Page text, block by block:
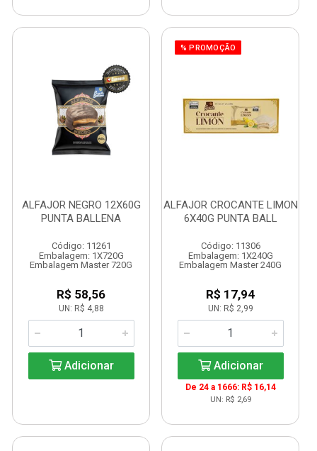
ALFAJOR NEGRO 12X60G
PUNTA BALLENA
Código: 11261
Embalagem: 1X720G
Embalagem Master 720G
R$ 58,56
UN: R$ 4,88
Adicionar
% PROMOÇÃO
ALFAJOR CROCANTE LIMON
6X40G PUNTA BALL
Código: 11306
Embalagem: 1X240G
Embalagem Master 240G
R$ 17,94
UN: R$ 2,99
Adicionar
De 24 a 1666: R$ 16,14
UN: R$ 2,69